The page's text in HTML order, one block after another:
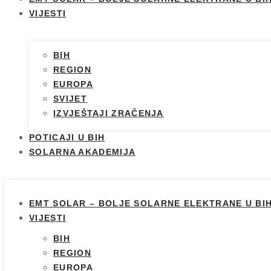
VIJESTI
BIH
REGION
EUROPA
SVIJET
IZVJEŠTAJI ZRAČENJA
POTICAJI U BIH
SOLARNA AKADEMIJA
EMT SOLAR – BOLJE SOLARNE ELEKTRANE U
VIJESTI
BIH
REGION
EUROPA